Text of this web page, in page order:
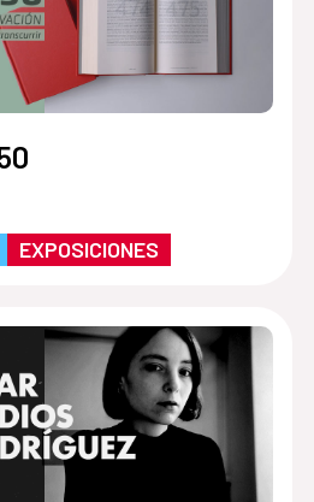
EXPOSICIONES